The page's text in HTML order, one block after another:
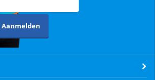
Aanmelden